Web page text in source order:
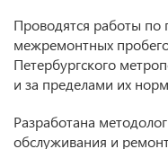
Проводятся работы
межремонтных
Петербургского
и за пределами их
Разработана
обслуживания и